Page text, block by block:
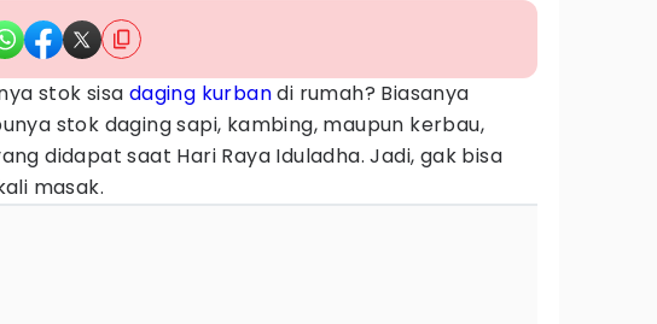
stok sisa daging kurbandi rumah? Biasanya
stok daging sapi, kambing, maupun kerbau,
didapat saat Hari Raya Iduladha. Jadi, gak bisa
masak.